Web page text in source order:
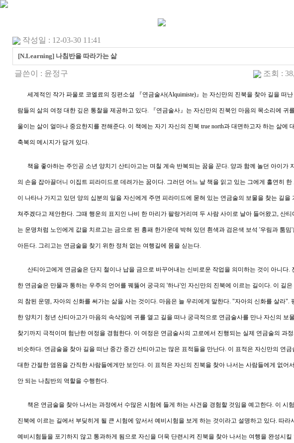
작성일 : 12-03-30 11:41
[N.Learning] 나침반을 따라가는 삶
글쓴이 : 윤정구 조회 :
세계적인 작가 파울로 코엘료의 징편소설 『연금술사(Alquimiste)』 는 자신만의 진북을 찾아 길을 떠
람들의 삶의 여정 대한 깊은 통찰을 제공하고 있다. 『연금술사』 는 자신만의 진북인 마음의 목소리에 귀를
울이는 삶이 얼마나 중요한지를 전해준다. 이 책에는 자기 자신의 진북 true north과 대면하고자 하는 삶에
축복의 메시지가 담겨 있다.
책을 좋아하는 주인공 소년 양치기 산티아고는 며칠 계속 반복되는 꿈을 꾼다. 양과 함께 놀던 아이가
의 손을 잡아끌더니 이집트 피라미드로 데려가는 꿈이다. 그러던 어느 날 책을 읽고 있는 그에게 홀연히 한
이 나타나 가지고 있던 양의 십분의 일을 자신에게 주면 피라미드에 묻혀 있는 연금술의 보물을 찾는 길을
쳐주겠다고 제안한다. 그때 행운의 표지인 나비 한 마리가 팔랑거리며 두 사람 사이로 날아 들어왔고, 산티
는 운명처럼 노인에게 값을 치르고는 금으로 된 흉패 한가운데 박혀 있던 흰색과 검은색 보석 '우림과 툼밈'
아든다. 그리고는 연금술을 찾기 위한 정처 없는 여행길에 몸을 싣는다.
산티아고에게 연금술은 단지 철이나 납을 금으로 바꾸어내는 신비로운 작업을 의미하는 것이 아니다.
한 연금술은 만물과 통하는 우주의 언어를 꿰뚫어 궁극의 '하나'인 자신만의 진북에 이르는 길이다. 이 길은
의 참된 운명, 자아의 신화를 써가는 삶을 사는 것이다. 마음은 늘 우리에게 말한다. "자아의 신화를 살라".
한 양치기 청년 산티아고가 마음의 속삭임에 귀를 열고 길을 떠나 궁극적으로 연금술사를 만나 자신의 보
찾기까지 극적이며 험난한 여정을 경험한다. 이 여정은 연금술사의 고로에서 진행되는 실제 연금술의 과
비슷하다. 연금술을 찾아 길을 떠난 중간 중간 산티아고는 많은 표적들을 만난다. 이 표적은 자신만의 연금
대한 간절한 염원을 간직한 사람들에게만 보인다. 이 표적은 자신의 진북을 찾아 나서는 사람들에게 없어
안 되는 나침반의 역할을 수행한다.
책은 연금술을 찾아 나서는 과정에서 수많은 시험에 들게 하는 사건을 경험할 것임을 예고한다. 이 시
진북에 이르는 길에서 부딪히게 될 큰 시험에 앞서서 예비시험을 보게 하는 것이라고 설명하고 있다. 따라
예비시험들을 포기하지 않고 통과하게 됨으로 자신을 더욱 단련시켜 진북을 찾아 나서는 여행을 완성시킬